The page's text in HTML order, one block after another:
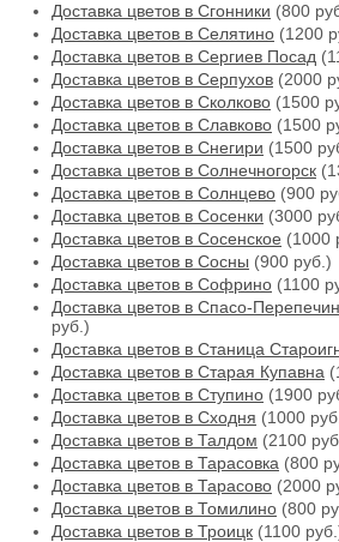
Доставка цветов в Сгонники (800
Доставка цветов в Селятино (1200
Доставка цветов в Сергиев Посад
Доставка цветов в Серпухов (2000
Доставка цветов в Сколково (1500
Доставка цветов в Славково (1500
Доставка цветов в Снегири (1500
Доставка цветов в Солнечногорск
Доставка цветов в Солнцево (900
Доставка цветов в Сосенки (3000
Доставка цветов в Сосенское (1000
Доставка цветов в Сосны (900 руб.)
Доставка цветов в Софрино (1100
Доставка цветов в Спасо-
руб.)
Доставка цветов в Станица
Доставка цветов в Старая Купавна
Доставка цветов в Ступино (1900
Доставка цветов в Сходня (1000
Доставка цветов в Талдом (2100
Доставка цветов в Тарасовка (800
Доставка цветов в Тарасово (2000
Доставка цветов в Томилино (800
Доставка цветов в Троицк (1100